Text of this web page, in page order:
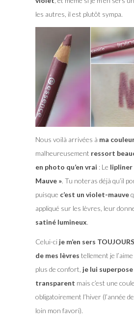
les autres, il est plutôt sympa.
Nous voilà arrivées à ma
malheureusement ressort
en photo qu’en vrai : Le lipliner
Mauve ». Tu noteras déjà qu’il
puisque c’est un violet-mauve
appliqué sur les lèvres, leur
satiné lumineux.
Celui-cije m’en sers
de mes lèvres tellement je
plus de confort, je lui
transparent mais c’est une
obligatoirement l’hiver (l’année
loin mon favori).